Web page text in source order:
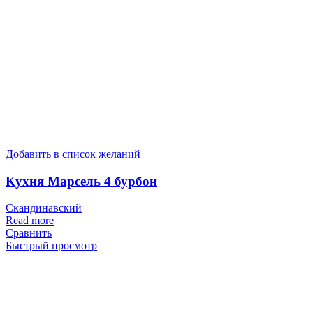
Добавить в список желаний
Кухня Марсель 4 бурбон
Скандинавский
Read more
Сравнить
Быстрый просмотр